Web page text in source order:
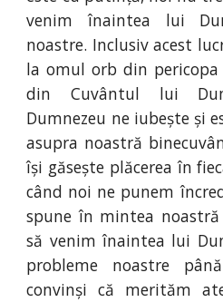
venim înaintea lui
noastre. Inclusiv acest
la omul orb din pericopa
din Cuvântul lui
Dumnezeu ne iubește și
asupra noastră
își găsește plăcerea în
când noi ne punem
spune în mintea
să venim înaintea lui
probleme noastre
convinși că merităm